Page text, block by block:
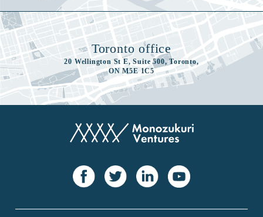
Toronto office
20 Wellington St E, Suite 500, Toronto,
ON M5E 1C5